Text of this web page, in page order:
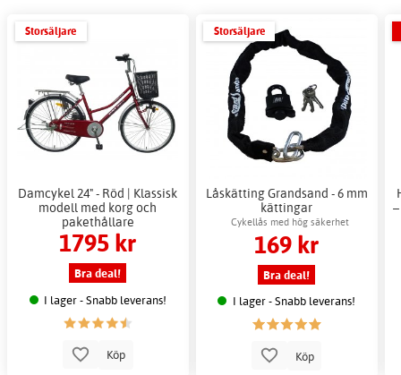
Storsäljare
Damcykel 24" - Röd | Klassisk
modell med korg och
pakethållare
1795 kr
Bra deal!
I lager - Snabb leverans!
Köp
Storsäljare
Låskätting Grandsand - 6 mm
kättingar
Cykellås med hög säkerhet
169 kr
Bra deal!
I lager - Snabb leverans!
Köp